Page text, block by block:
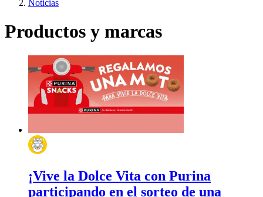
Noticias
Productos y marcas
¡Vive la Dolce Vita con Purina
participando en el sorteo de una